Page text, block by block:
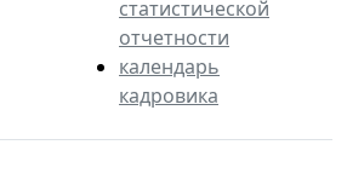
статистической
отчетности
календарь
кадровика